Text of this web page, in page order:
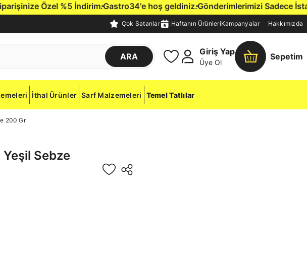
Özel %5 İndirim.Gastro34'e hoş geldiniz.Gönderimlerimizi Sadece
Çok Satanlar Haftanın ÜrünleriKampanyalar Hakkımızda
ARA
Giriş Yap
Üye Ol
Sepetim
İthal Ürünler Sarf Malzemeleri Temel Tatlılar
200 Gr
Sebze